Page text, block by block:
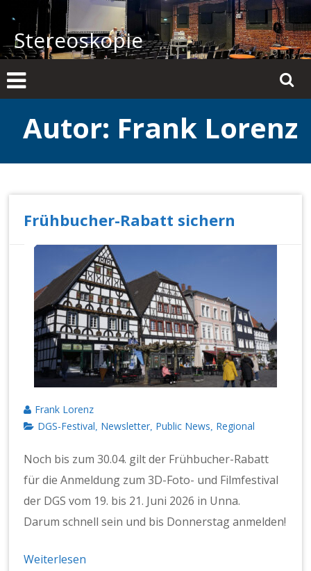
Inhalt
springen
Stereoskopie
Autor: Frank Lorenz
Frühbucher-Rabatt sichern
Frank Lorenz
DGS-Festival Newsletter Public News Regional
Noch bis zum 30.04. gilt der Früh­buch­er-Rabatt
für die Anmel­dung zum 3D-Foto- und Film­fes­ti­val
der DGS vom 19. bis 21. Juni 2026 in Unna.
Darum schnell sein und bis Don­ner­stag anmelden!
Weiterlesen